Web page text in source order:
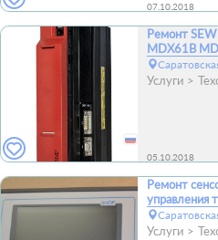
07.10.2018
Ремонт
MDX61B
Услуги
05.10.2018
Ремонт
управления
Услуги